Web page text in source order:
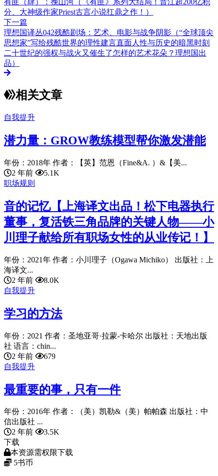
有匪（肆）：挽山河（《有匪》系列大结局！晋江超200亿积
分、大神级作家Priest古言小说扛鼎之作！）
下一篇
理想国译丛042残酷剧场：艺术、电影与战争阴影（“全球顶尖
思想家”写给残酷世界的理性建言直面人性与历史的暗黑时刻
二十世纪的强权与战火又催生了怎样的艺术花朵？理想国出
品）
相关文章
自我提升
潜力量：GROW教练模型帮你激发潜能
年份：2018年 作者：【英】范恩（Fine&A. ）&【美...
2 年前
5.1K
职场规则
音的记忆【上海译文出品！松下电器执行
董事，复活铁三角品牌的关键人物——小
川理子献给所有职场女性的从业传记！】
年份：2021年 作者：小川理子（Ogawa Michiko） 出版社：上
海译文...
2 年前
8.0K
自我提升
学习的方法
年份：2021 作者：圣地亚哥·拉蒙-卡哈尔 出版社：天地出版
社 语言：chin...
2 年前
679
自我提升
最重要的事，只有一件
年份：2016年 作者：（美）凯勒&（美）帕帕森 出版社：中
信出版社 ...
2 年前
3.5K
下载
本资源需权限下载
5书币